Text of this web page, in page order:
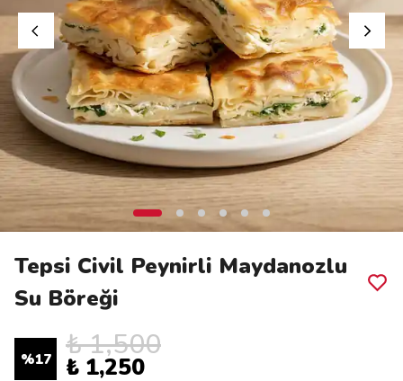
Tepsi Civil Peynirli Maydanozlu
Su Böreği
%17 ₺ 1,500
₺ 1,250